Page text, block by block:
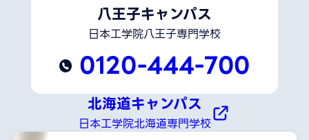
八王子キャンパス
日本工学院八王子専門学校
0120-444-700
北海道キャンパス
日本工学院北海道専門学校